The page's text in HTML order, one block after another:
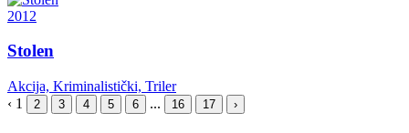
2012
Stolen
Akcija, Kriminalistički, Triler
‹ 1 2 3 4 5 6 ... 16 17 ›